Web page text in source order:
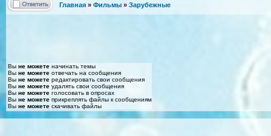
Главная » Фильмы » Зарубежные
Вы не можете начинать темы
Вы не можете отвечать на сообщения
Вы не можете редактировать свои сообщения
Вы не можете удалять свои сообщения
Вы не можете голосовать в опросах
Вы не можете прикреплять файлы к сообщениям
Вы не можете скачивать файлы